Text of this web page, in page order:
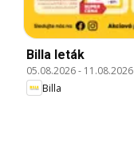
Billa leták
05.08.2026- 11.08.2026
Billa